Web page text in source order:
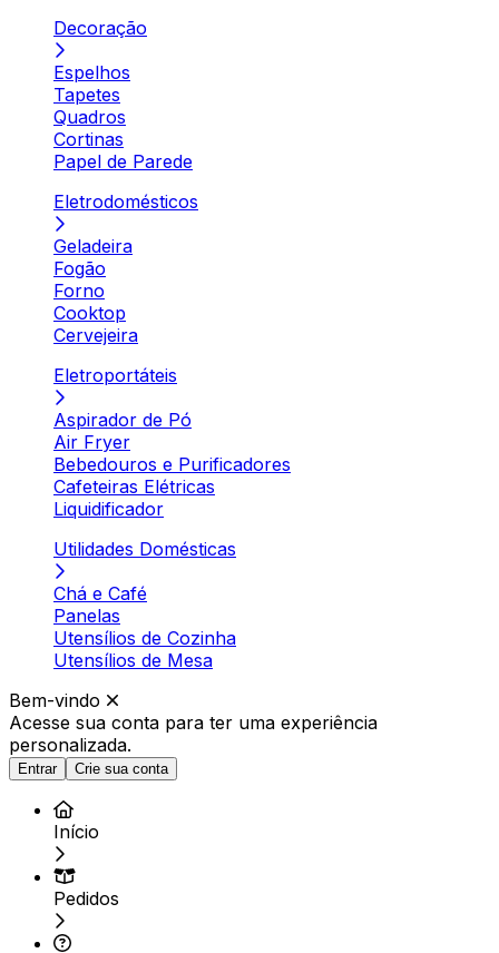
Decoração
Espelhos
Tapetes
Quadros
Cortinas
Papel de Parede
Eletrodomésticos
Geladeira
Fogão
Forno
Cooktop
Cervejeira
Eletroportáteis
Aspirador de Pó
Air Fryer
Bebedouros e Purificadores
Cafeteiras Elétricas
Liquidificador
Utilidades Domésticas
Chá e Café
Panelas
Utensílios de Cozinha
Utensílios de Mesa
Bem-vindo
Acesse sua conta para ter uma experiência
personalizada.
Entrar Crie sua conta
Início
Pedidos